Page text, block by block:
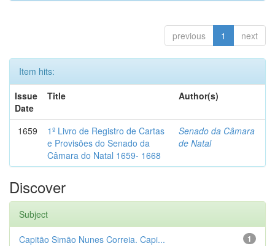
previous 1 next
Item hits:
Issue
Date
Title Author(s)
1659
1º Livro de Registro de Cartas
e Provisões do Senado da
Câmara do Natal 1659- 1668
Senado da Câmara
de Natal
Discover
Subject
1
Capitão Simão Nunes Correia. Capi...